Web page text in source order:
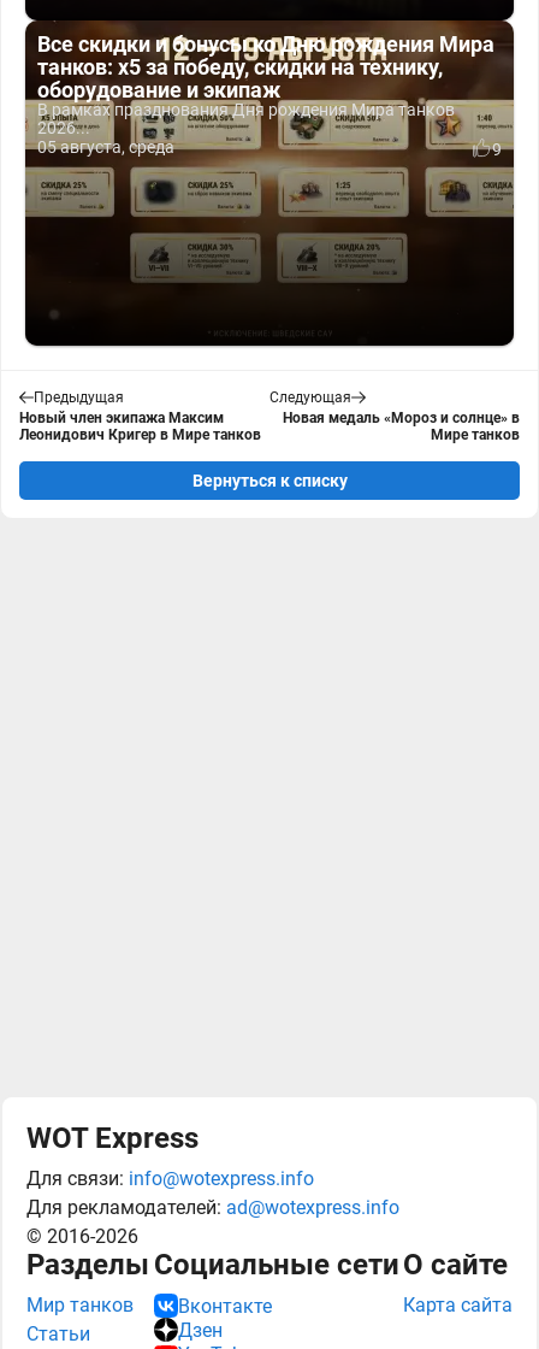
Все скидки и бонусы ко Дню рождения Мира
танков: x5 за победу, скидки на технику,
оборудование и экипаж
В рамках празднования Дня рождения Мира танков
2026...
05 августа, среда
9
Предыдущая
Новый член экипажа Максим
Леонидович Кригер в Мире танков
Следующая
Новая медаль «Мороз и солнце» в
Мире танков
Вернуться к списку
WOT Express
Для связи: info@wotexpress.info
Для рекламодателей: ad@wotexpress.info
© 2016-2026
Разделы
Мир танков
Статьи
Социальные сети
Вконтакте
Дзен
О сайте
Карта сайта